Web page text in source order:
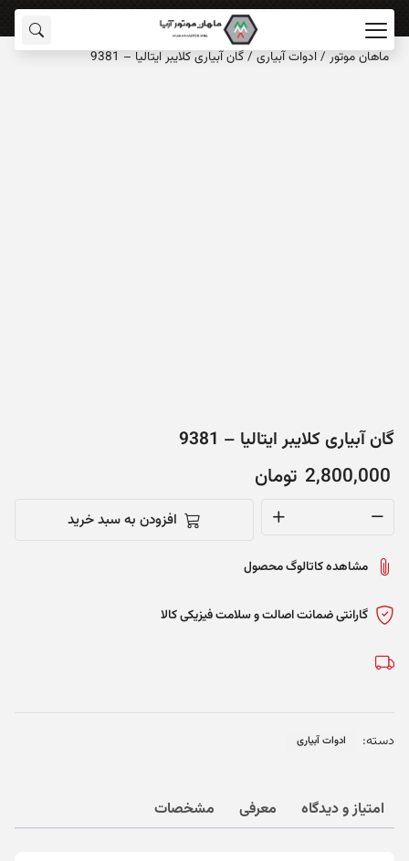
ماهان‌ موتور /ادوات آبیاری/گان آبیاری کلایبر ایتالیا – 9381
گان آبیاری کلایبر ایتالیا – 9381
2,800,000 تومان
کلایبر
-
عدد
افزودن به سبد خرید
مشاهده کاتالوگ محصول
گارانتی ضمانت اصالت و سلامت فیزیکی کالا
دسته: ادوات آبیاری
امتیاز و دیدگاه معرفی مشخصات